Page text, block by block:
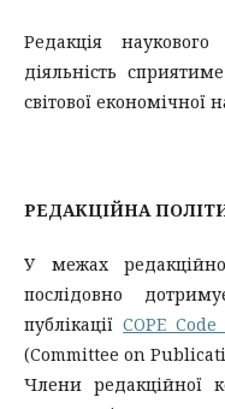
Редакція
діяльність
світової економічної
РЕДАКЦІЙНА
У межах
послідовно
публікаціїCOPE
(Committee on
Члени редакційної